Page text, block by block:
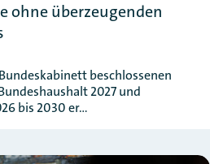
ohne überzeugenden
beschlossenen
2027 und
bis 2030 er…